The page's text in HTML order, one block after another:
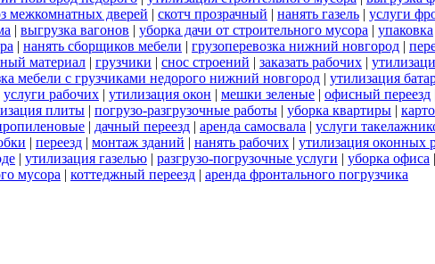
межкомнатных дверей | скотч прозрачный | нанять газель | услуги
| выгрузка вагонов | уборка дачи от строительного мусора | упаковка
| нанять сборщиков мебели | грузоперевозка нижний новгород |
материал | грузчики | снос строений | заказать рабочих |
мебели с грузчиками недорого нижний новгород | утилизация
услуги рабочих | утилизация окон | мешки зеленые | офисный переезд
плиты | погрузо-разгрузочные работы | уборка квартиры |
| дачный переезд | аренда самосвала | услуги
| переезд | монтаж зданий | нанять рабочих | утилизация оконных
| утилизация газелью | разгрузо-погрузочные услуги | уборка офиса |
мусора | коттеджный переезд | аренда фронтального погрузчика